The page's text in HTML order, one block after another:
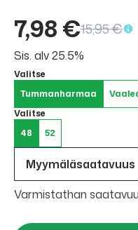
7,98 €15,95 €
Sis. alv 25.5%
Valitse
Tummanharmaa
Valitse
48
52
Myymäläsaatavuus
Varmistathan